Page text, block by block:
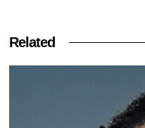
Related